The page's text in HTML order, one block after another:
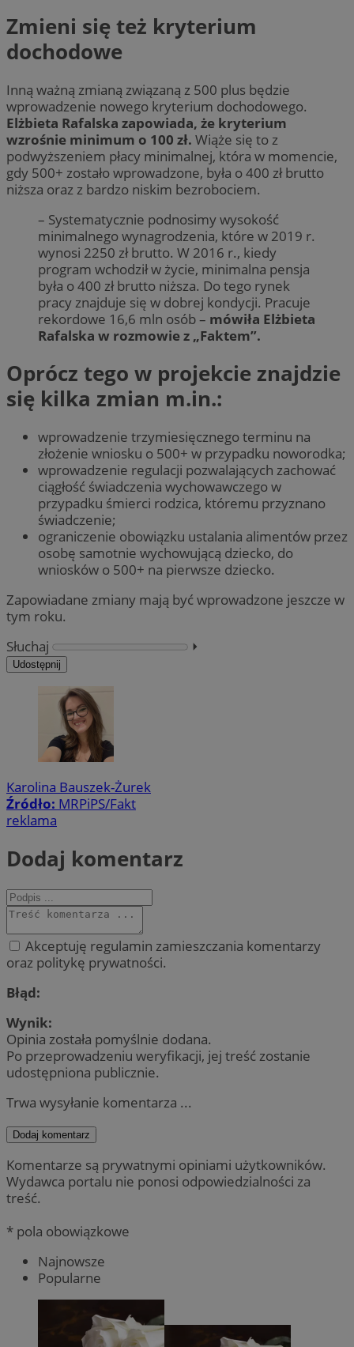
Zmieni się też kryterium
dochodowe
Inną ważną zmianą związaną z 500 plus będzie
wprowadzenie nowego kryterium dochodowego.
Elżbieta Rafalska zapowiada, że kryterium
wzrośnie minimum o 100 zł. Wiąże się to z
podwyższeniem płacy minimalnej, która w momencie,
gdy 500+ zostało wprowadzone, była o 400 zł brutto
niższa oraz z bardzo niskim bezrobociem.
– Systematycznie podnosimy wysokość
minimalnego wynagrodzenia, które w 2019 r.
wynosi 2250 zł brutto. W 2016 r., kiedy
program wchodził w życie, minimalna pensja
była o 400 zł brutto niższa. Do tego rynek
pracy znajduje się w dobrej kondycji. Pracuje
rekordowe 16,6 mln osób – mówiła Elżbieta
Rafalska w rozmowie z „Faktem”.
Oprócz tego w projekcie znajdzie
się kilka zmian m.in.:
wprowadzenie trzymiesięcznego terminu na
złożenie wniosku o 500+ w przypadku noworodka;
wprowadzenie regulacji pozwalających zachować
ciągłość świadczenia wychowawczego w
przypadku śmierci rodzica, któremu przyznano
świadczenie;
ograniczenie obowiązku ustalania alimentów przez
osobę samotnie wychowującą dziecko, do
wniosków o 500+ na pierwsze dziecko.
Zapowiadane zmiany mają być wprowadzone jeszcze w
tym roku.
Słuchaj
⏵︎
Udostępnij
Karolina Bauszek-Żurek
Źródło: MRPiPS/Fakt
reklama
Dodaj komentarz
Akceptuję regulamin zamieszczania komentarzy
oraz politykę prywatności.
Błąd:
Wynik:
Opinia została pomyślnie dodana.
Po przeprowadzeniu weryfikacji, jej treść zostanie
udostępniona publicznie.
Trwa wysyłanie komentarza ...
Dodaj komentarz
Komentarze są prywatnymi opiniami użytkowników.
Wydawca portalu nie ponosi odpowiedzialności za
treść.
* pola obowiązkowe
Najnowsze
Popularne